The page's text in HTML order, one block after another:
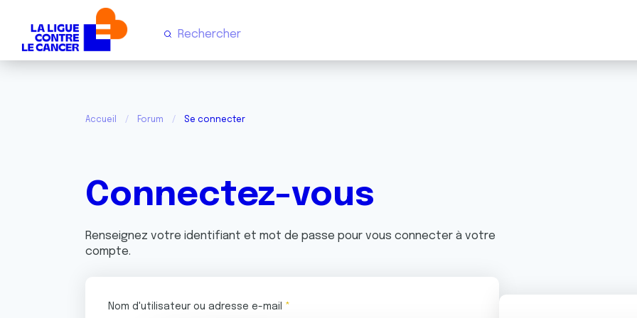
Accueil Forum Se connecter
Connectez-vous
Renseignez votre identifiant et mot de passe pour vous connecter à votre
compte.
Nom d'utilisateur ou adresse e-mail